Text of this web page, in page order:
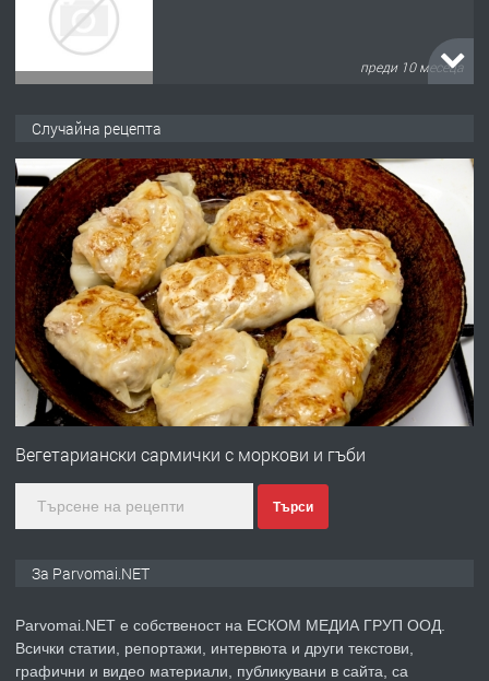
преди 10 месеца
преди 1 година
ПРЕДЛАГА Работа за общи работници
преди 1 година
ПРЕДЛАГА
Първи поход "По стъпките на Ангел
преди 1 година
Случайна рецепта
Вегетариански сармички с моркови и гъби
Търси
За Parvomai.NET
Parvomai.NET е собственост на ЕСКОМ МЕДИА ГРУП ООД.
Всички статии, репортажи, интервюта и други текстови,
графични и видео материали, публикувани в сайта, са